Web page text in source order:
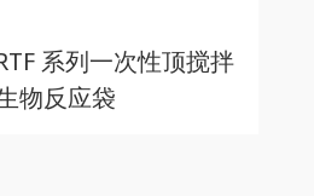
系列一次性顶搅拌
物反应袋